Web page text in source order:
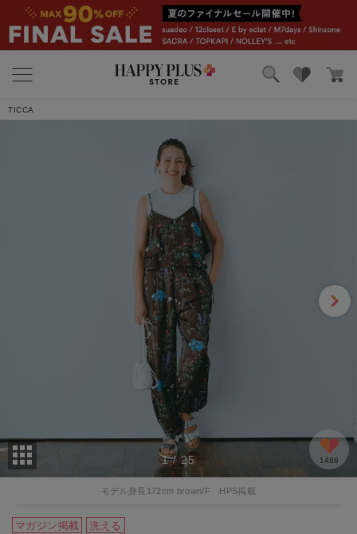
カテゴリ
特集
TICCA
マガジン掲載 洗える
1/ 25 1486
モデル身長172cm brown/F HPS掲載
4.7 7件
レビューを書く
｜カラー:navy｜サイズ:F
大人な花柄がとても気に入ってます。 ロングのワンピースからチラ
ッと覗かせてもパンツをメインでコーディネー…
もっと見る
6人のお客様がこのレビューが参考になったと回答しています
｜カラー:navy｜サイズ:F
裾に紐が付いているので長さ調節ができ、身長が低い人にも対応し
ている点が良いと思います。ただウエストの紐が頼…
もっと見る
1人のお客様がこのレビューが参考になったと回答しています